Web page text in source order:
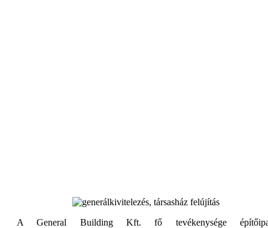
A General Building Kft. fő tevékenysége